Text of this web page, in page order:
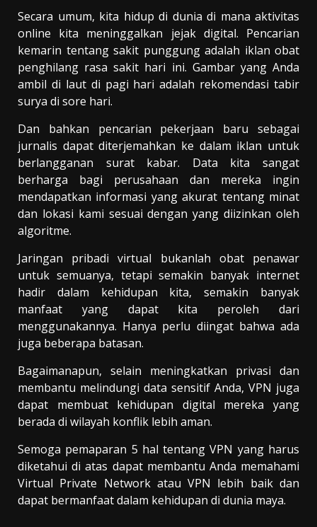
Secara umum, kita hidup di dunia di mana aktivitas
online kita meninggalkan jejak digital. Pencarian
kemarin tentang sakit punggung adalah iklan obat
penghilang rasa sakit hari ini. Gambar yang Anda
ambil di laut di pagi hari adalah rekomendasi tabir
surya di sore hari.
Dan bahkan pencarian pekerjaan baru sebagai
jurnalis dapat diterjemahkan ke dalam iklan untuk
berlangganan surat kabar. Data kita sangat
berharga bagi perusahaan dan mereka ingin
mendapatkan informasi yang akurat tentang minat
dan lokasi kami sesuai dengan yang diizinkan oleh
algoritme.
Jaringan pribadi virtual bukanlah obat penawar
untuk semuanya, tetapi semakin banyak internet
hadir dalam kehidupan kita, semakin banyak
manfaat yang dapat kita peroleh dari
menggunakannya. Hanya perlu diingat bahwa ada
juga beberapa batasan.
Bagaimanapun, selain meningkatkan privasi dan
membantu melindungi data sensitif Anda, VPN juga
dapat membuat kehidupan digital mereka yang
berada di wilayah konflik lebih aman.
Semoga pemaparan 5 hal tentang VPN yang harus
diketahui di atas dapat membantu Anda memahami
Virtual Private Network atau VPN lebih baik dan
dapat bermanfaat dalam kehidupan di dunia maya.